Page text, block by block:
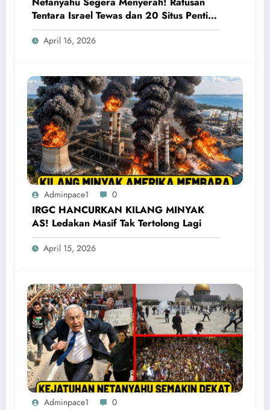
Tentara Israel Tewas dan 20 Situs Penting
Meledak
April 16, 2026
Adminpace1 0
IRGC HANCURKAN KILANG MINYAK
AS! Ledakan Masif Tak Tertolong Lagi
April 15, 2026
Adminpace1 0